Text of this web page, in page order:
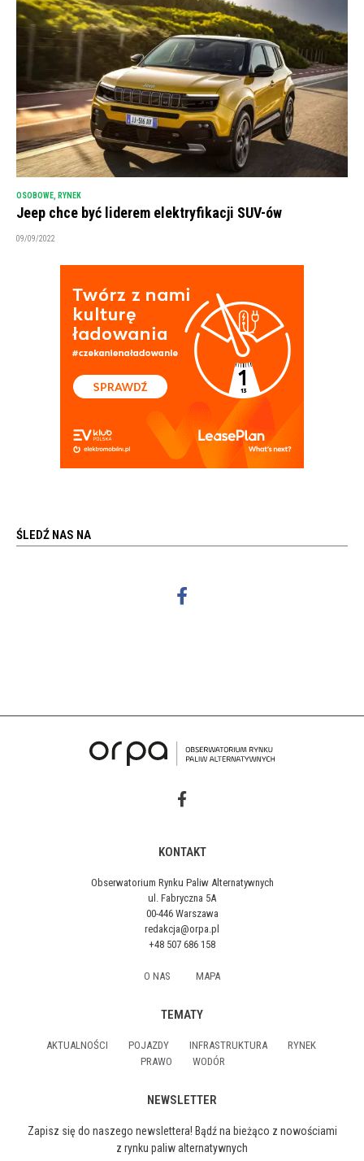
OSOBOWE RYNEK
Jeep chce być liderem elektryfikacji SUV-ów
09/09/2022
ŚLEDŹ NAS NA
KONTAKT
Obserwatorium Rynku Paliw Alternatywnych
ul. Fabryczna 5A
00-446 Warszawa
redakcja@orpa.pl
+48 507 686 158
O NAS MAPA
TEMATY
AKTUALNOŚCI POJAZDY INFRASTRUKTURA
RYNEK
PRAWO
WODÓR
NEWSLETTER
Zapisz się do naszego newslettera! Bądź na bieżąco z nowościami
z rynku paliw alternatywnych